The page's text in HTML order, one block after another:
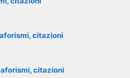
citazioni
citazioni